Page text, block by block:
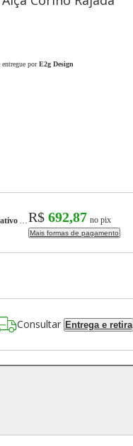
por E2g Design
Espelho Decorativo Adnet Branco Alça Corino 60cm RedondoR$ 692,87 no pix
Mais formas de pagamento
Consultar Entrega e retira